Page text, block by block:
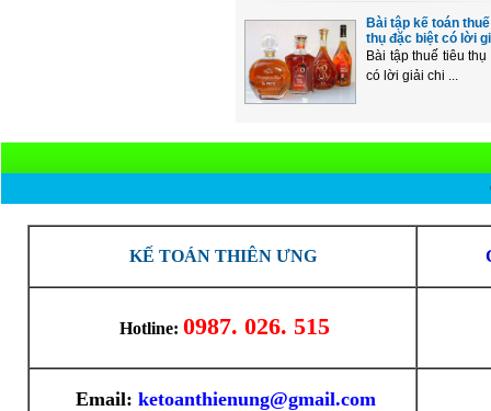
Bài tập kế toán
thụ đặc biệt có lời
Bài tập thuế tiêu thụ
có lời giải chi ...
KẾ TOÁN THIÊN ƯNG
Hotline: 0987. 026. 515
Email: ketoanthienung@gmail.com